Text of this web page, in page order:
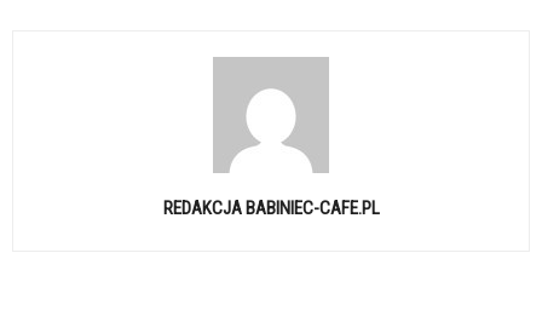
REDAKCJA BABINIEC-CAFE.PL